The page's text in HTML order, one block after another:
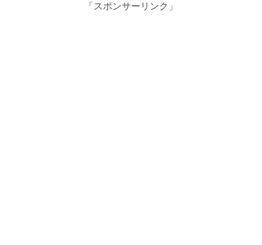
「スポンサーリンク」